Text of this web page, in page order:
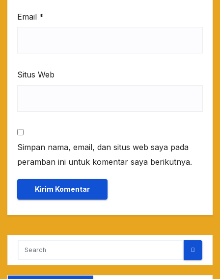
Email *
Situs Web
Simpan nama, email, dan situs web saya pada
peramban ini untuk komentar saya berikutnya.